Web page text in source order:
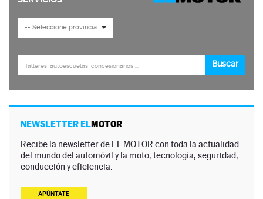
NEWSLETTER ELMOTOR
Recibe la newsletter de EL MOTOR con toda la actualidad
del mundo del automóvil y la moto, tecnología, seguridad,
conducción y eficiencia.
APÚNTATE